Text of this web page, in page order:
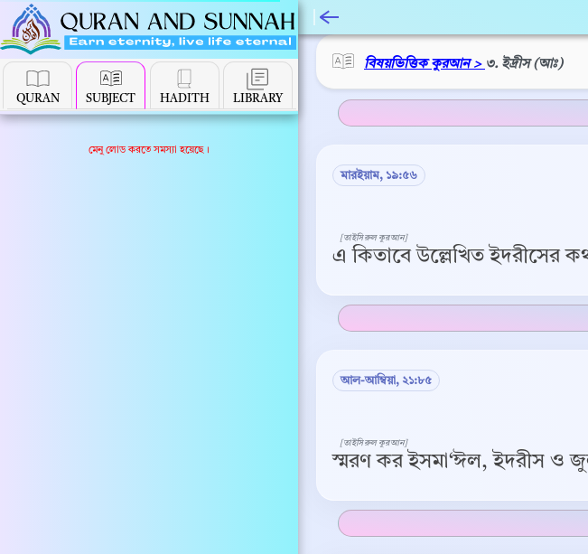
QURAN SUBJECT HADITH LIBRARY
মেনু লোড করতে সমস্যা হয়েছে।
বিষয়ভিত্তিক কুরআন > ৩. ইদ্রীস (আঃ)
মারইয়াম, ১৯:৫৬
এ কিতাবে উল্লেখিত ইদরীসের
[তাইসিরুল কুরআন]
আল-আম্বিয়া, ২১:৮৫
স্মরণ কর ইসমা‘ঈল, ইদরীস ও
[তাইসিরুল কুরআন]